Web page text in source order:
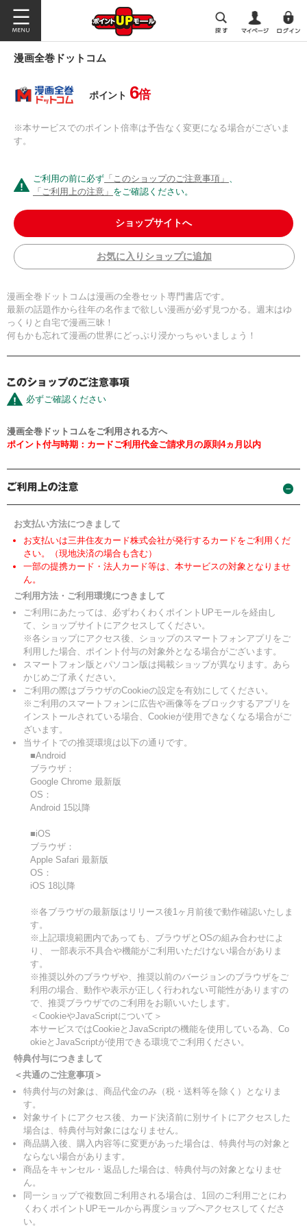
漫画全巻ドットコム
ポイント 6倍
※本サービスでのポイント倍率は予告なく変更になる場合がございま
す。
ご利用の前に必ず 「このショップのご注意事項」 、
「ご利用上の注意」 をご確認ください。
ショップサイトへ
お気に入りショップに追加
漫画全巻ドットコムは漫画の全巻セット専門書店です。
最新の話題作から往年の名作まで欲しい漫画が必ず見つかる。週末はゆ
っくりと自宅で漫画三昧！
何もかも忘れて漫画の世界にどっぷり浸かっちゃいましょう！
必ずご確認ください
漫画全巻ドットコムをご利用される方へ
ポイント付与時期：カードご利用代金ご請求月の原則4ヵ月以内
お支払い方法につきまして
お支払いは三井住友カード株式会社が発行するカードをご利用くだ
さい。（現地決済の場合も含む）
一部の提携カード・法人カード等は、本サービスの対象となりませ
ん。
ご利用方法・ご利用環境につきまして
ご利用にあたっては、必ずわくわくポイントUPモールを経由し
て、ショップサイトにアクセスしてください。
※各ショップにアクセス後、ショップのスマートフォンアプリをご
利用した場合、ポイント付与の対象外となる場合がございます。
スマートフォン版とパソコン版は掲載ショップが異なります。あら
かじめご了承ください。
ご利用の際はブラウザのCookieの設定を有効にしてください。
※ご利用のスマートフォンに広告や画像等をブロックするアプリを
インストールされている場合、Cookieが使用できなくなる場合がご
ざいます。
当サイトでの推奨環境は以下の通りです。
■Android
ブラウザ：
Google Chrome 最新版
OS：
Android 15以降
■iOS
ブラウザ：
Apple Safari 最新版
OS：
iOS 18以降
※各ブラウザの最新版はリリース後1ヶ月前後で動作確認いたしま
す。
※上記環境範囲内であっても、ブラウザとOSの組み合わせによ
り、 一部表示不具合や機能がご利用いただけない場合がありま
す。
※推奨以外のブラウザや、推奨以前のバージョンのブラウザをご
利用の場合、動作や表示が正しく行われない可能性がありますの
で、推奨ブラウザでのご利用をお願いいたします。
＜CookieやJavaScriptについて＞
本サービスではCookieとJavaScriptの機能を使用している為、Co
okieとJavaScriptが使用できる環境でご利用ください。
特典付与につきまして
＜共通のご注意事項＞
特典付与の対象は、商品代金のみ（税・送料等を除く）となりま
す。
対象サイトにアクセス後、カード決済前に別サイトにアクセスした
場合は、特典付与対象にはなりません。
商品購入後、購入内容等に変更があった場合は、特典付与の対象と
ならない場合があります。
商品をキャンセル・返品した場合は、特典付与の対象となりませ
ん。
同一ショップで複数回ご利用される場合は、1回のご利用ごとにわ
くわくポイントUPモールから再度ショップへアクセスしてくださ
い。